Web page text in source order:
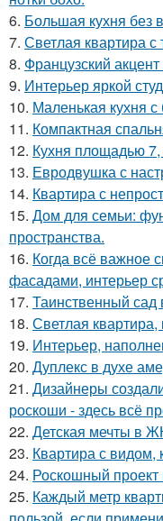
6. Большая кухня без
7. Светлая квартира
8. Французский
9. Интерьер яркой
10. Маленькая кухня
11. Компактная
12. Кухня площадью 7,
13. Евродвушка с
14. Квартира с
15. Дом для семьи:
пространства.
16. Когда всё важное
фасадами, интерьер
17. Таинственный
18. Светлая
19. Интерьер,
20. Дуплекс в духе
21. Дизайнеры
роскоши - здесь всё
22. Детская мечты в
23. Квартира с видом,
24. Роскошный
25. Каждый метр